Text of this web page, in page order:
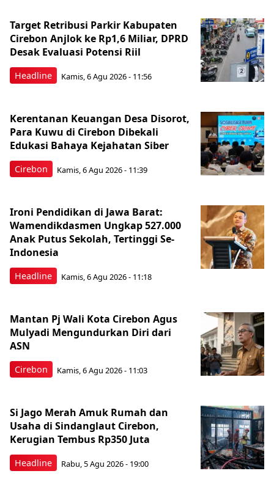
Headline
Target Retribusi Parkir Kabupaten
Cirebon Anjlok ke Rp1,6 Miliar, DPRD
Desak Evaluasi Potensi Riil
Kamis, 6 Agu 2026 - 11:56
Cirebon
Kerentanan Keuangan Desa Disorot,
Para Kuwu di Cirebon Dibekali
Edukasi Bahaya Kejahatan Siber
Kamis, 6 Agu 2026 - 11:39
Headline
Ironi Pendidikan di Jawa Barat:
Wamendikdasmen Ungkap 527.000
Anak Putus Sekolah, Tertinggi Se-
Indonesia
Kamis, 6 Agu 2026 - 11:18
Cirebon
Mantan Pj Wali Kota Cirebon Agus
Mulyadi Mengundurkan Diri dari
ASN
Kamis, 6 Agu 2026 - 11:03
Headline
Si Jago Merah Amuk Rumah dan
Usaha di Sindanglaut Cirebon,
Kerugian Tembus Rp350 Juta
Rabu, 5 Agu 2026 - 19:00